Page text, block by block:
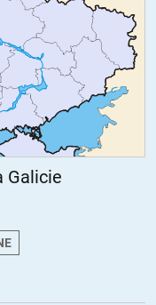
en-ukraine-voulez-
Galicie